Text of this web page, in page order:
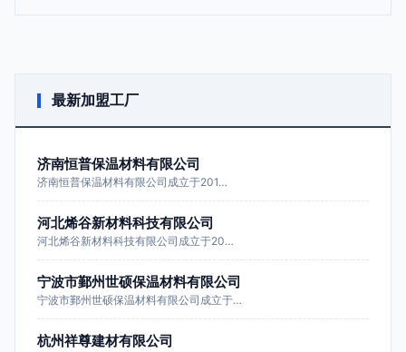
最新加盟工厂
济南恒普保温材料有限公司
济南恒普保温材料有限公司成立于201…
河北烯谷新材料科技有限公司
河北烯谷新材料科技有限公司成立于20…
宁波市鄞州世硕保温材料有限公司
宁波市鄞州世硕保温材料有限公司成立于…
杭州祥尊建材有限公司